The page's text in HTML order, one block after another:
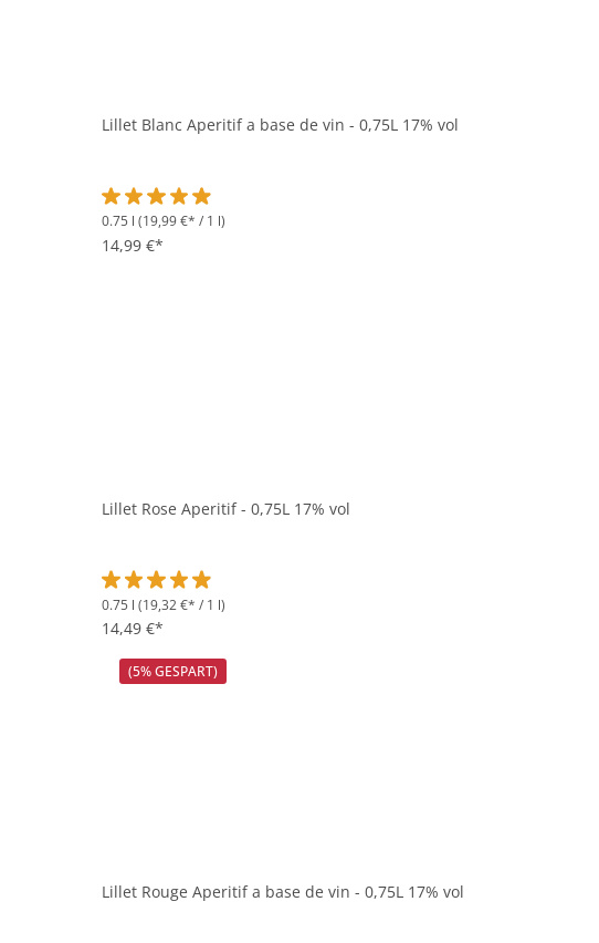
Lillet Blanc Aperitif a base de vin - 0,75L 17% vol
Durchschnittliche Bewertung von 4.9 von 5 Sternen
0.75 l (19,99 €* / 1 l)
14,99 €*
Lillet Rose Aperitif - 0,75L 17% vol
Durchschnittliche Bewertung von 4.9 von 5 Sternen
0.75 l (19,32 €* / 1 l)
14,49 €*
(5% GESPART)
Lillet Rouge Aperitif a base de vin - 0,75L 17% vol